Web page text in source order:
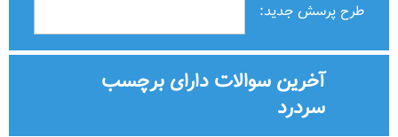
طرح پرسش جدید:
آخرین سوالات دارای برچسب
سردرد